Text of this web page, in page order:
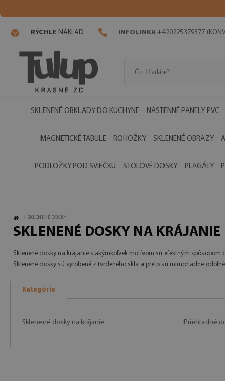
RÝCHLE NÁKLAD INFOLINKA +420225379377
SKLENENÉ OBKLADY DO KUCHYNE NÁSTENNÉ PANELY PVC
MAGNETICKÉ TABULE ROHOŽKY SKLENENÉ OBRAZY
PODLOŽKY POD SVIEČKU STOLOVÉ DOSKY PLAGÁTY
/ SKLENENÉ DOSKY
SKLENENÉ DOSKY NA KRÁJANIE
Sklenené dosky na krájanie s akýmkoľvek motívom sú efektným
Sklenené dosky sú vyrobené z tvrdeného skla a preto sú mimoriadne
Kategórie
Sklenené dosky na krájanie Priehľadné